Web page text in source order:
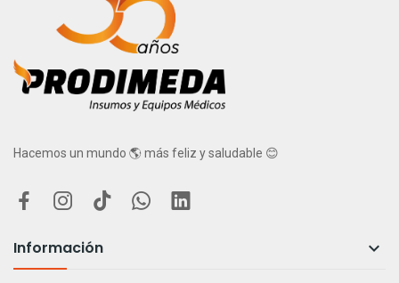
Hacemos un mundo 🌎 más feliz y saludable 😊
Información 